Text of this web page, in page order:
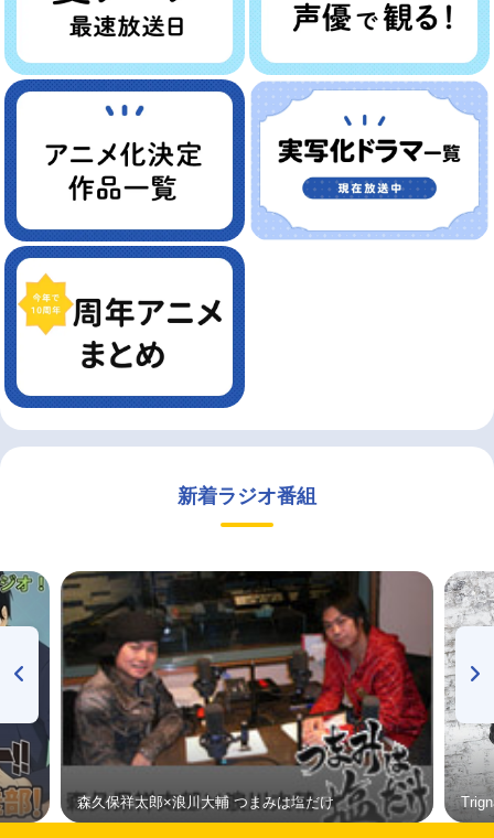
新着ラジオ番組
森久保祥太郎×浪川大輔 つまみは塩だけ